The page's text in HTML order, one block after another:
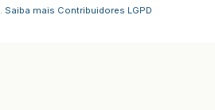
Saiba mais Contribuidores LGPD